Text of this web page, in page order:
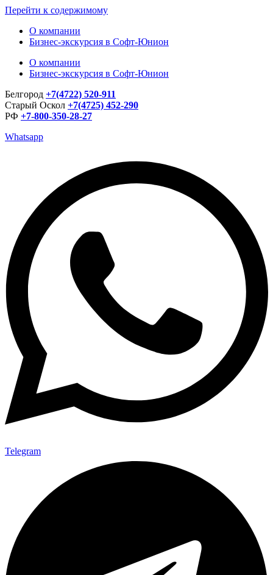
Перейти к содержимому
О компании
Бизнес-экскурсия в Софт-Юнион
О компании
Бизнес-экскурсия в Софт-Юнион
Белгород +7(4722) 520-911
Старый Оскол +7(4725) 452-290
РФ +7-800-350-28-27
Whatsapp
Telegram